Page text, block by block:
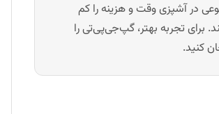
در آشپزی وقت و هزینه را کم
برای تجربه بهتر، گپ‌جی‌پی‌تی را
کنید.